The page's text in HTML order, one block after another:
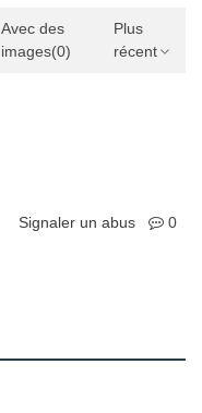
Avec des
images(0)
Plus
récent
Signaler un abus 0